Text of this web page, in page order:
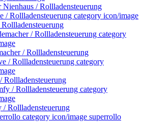
Nienhaus / Rollladensteuerung
/ Rollladensteuerung
Rollladensteuerung
/ Rollladensteuerung
superrollo